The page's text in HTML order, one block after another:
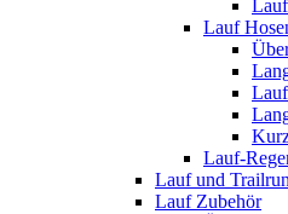
Lauf
Lauf-
Lauf und
Lauf Zubehör